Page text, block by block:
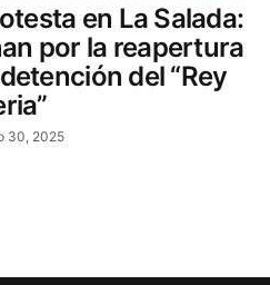
en La Salada:
por la reapertura
del “Rey
30, 2025